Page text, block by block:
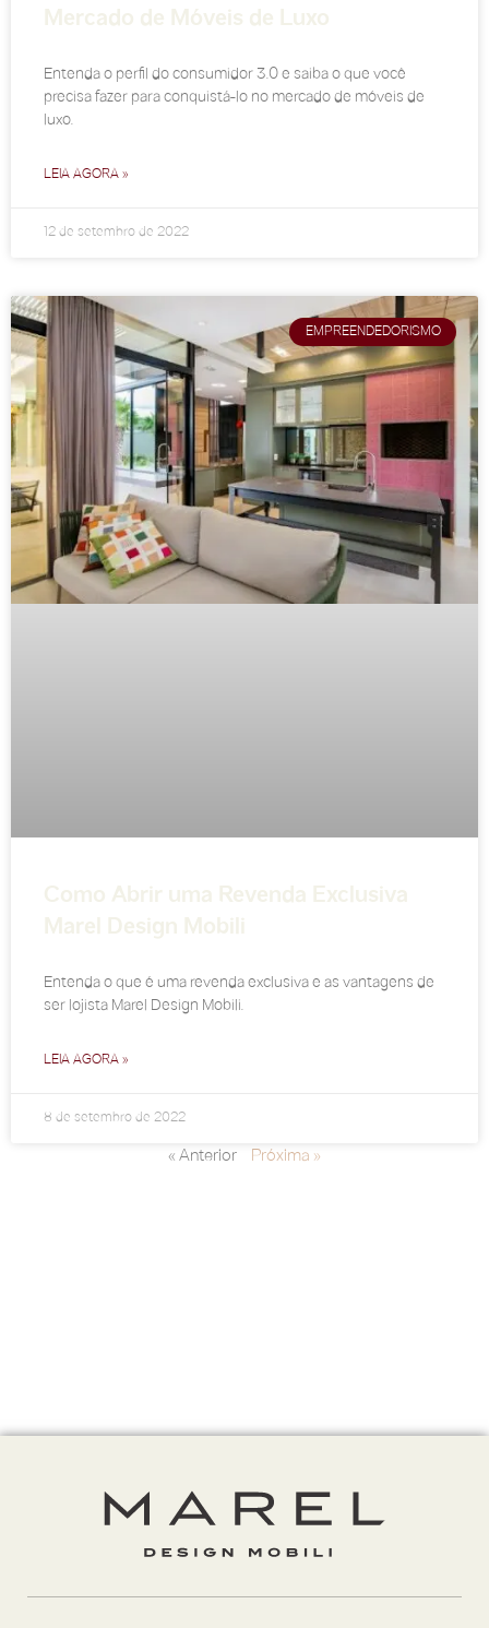
Mercado de Móveis de Luxo
Entenda o perfil do consumidor 3.0 e saiba o que você
precisa fazer para conquistá-lo no mercado de móveis de
luxo.
LEIA AGORA »
12 de setembro de 2022
EMPREENDEDORISMO
Como Abrir uma Revenda Exclusiva
Marel Design Mobili
Entenda o que é uma revenda exclusiva e as vantagens de
ser lojista Marel Design Mobili.
LEIA AGORA »
8 de setembro de 2022
« Anterior Próxima »